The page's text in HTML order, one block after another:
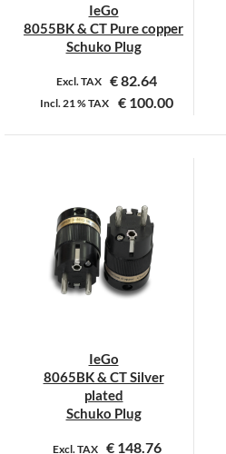
IeGo
8055BK & CT Pure copper
Schuko Plug
Excl. TAX €82.64
Incl.21 %TAX € 100.00
Dit
variaties.
Deze
optie
kan
de
productpagina
IeGo
8065BK & CT Silver
plated
Schuko Plug
Excl. TAX €148.76